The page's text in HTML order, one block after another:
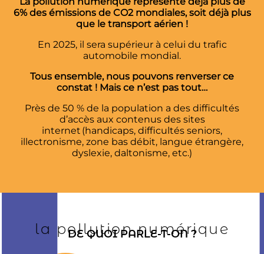
6% des émissions de CO2 mondiales, soit déjà plus
que le transport aérien !
En 2025, il sera supérieur à celui du trafic
automobile mondial.
Tous ensemble, nous pouvons renverser ce
constat ! Mais ce n’est pas tout…
Près de 50 % de la population a des difficultés
d’accès aux contenus des sites
internet (handicaps, difficultés seniors,
illectronisme, zone bas débit, langue étrangère,
dyslexie, daltonisme, etc.)
la pollution numérique
DE QUOI PARLE-T-ON ?